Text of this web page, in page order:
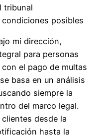
tribunal
posibles
mi dirección,
para personas
el pago de multas
basa en un análisis
siempre la
del marco legal.
desde la
hasta la